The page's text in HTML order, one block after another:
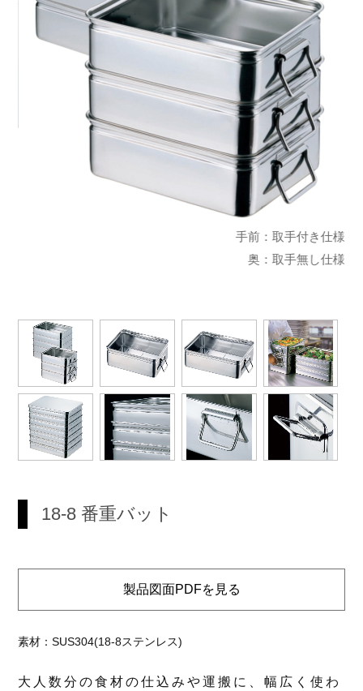
手前：取手付き仕様
奥：取手無し仕様
18-8 番重バット
製品図面PDFを見る
素材：SUS304(18-8ステンレス)
大人数分の食材の仕込みや運搬に、幅広く使わ